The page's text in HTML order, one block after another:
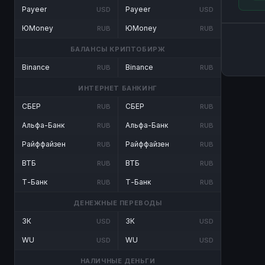
Payeer USD
ЮMoney RUB
Payeer USD
ЮMoney RUB
БАЛАНСЫ КРИПТОБИРЖ
Binance RUB Binance RUB
ИНТЕРНЕТ БАНКИНГ
СБЕР RUB
Альфа-Банк RUB
Райффайзен RUB
ВТБ RUB
Т-Банк RUB
СБЕР RUB
Альфа-Банк RUB
Райффайзен RUB
ВТБ RUB
Т-Банк RUB
ДЕНЕЖНЫЕ ПЕРЕВОДЫ
ЗК USD
WU USD
ЗК USD
WU USD
НАЛИЧНЫЕ ДЕНЬГИ